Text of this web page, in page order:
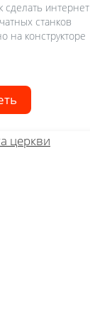
сделать интернет
станков
на конструкторе